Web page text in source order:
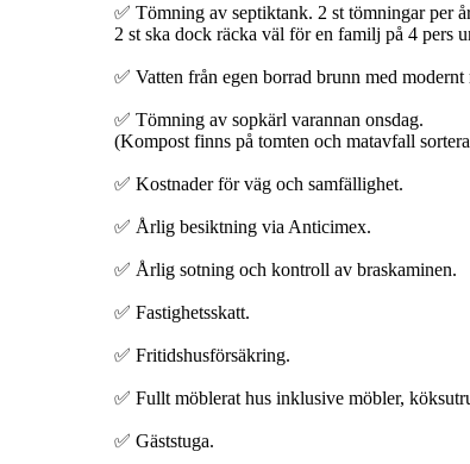
✅ Tömning av septiktank. 2 st tömningar per
2 st ska dock räcka väl för en familj på 4 pers
✅ Vatten från egen borrad brunn med
✅ Tömning av sopkärl varannan onsdag.
(Kompost finns på tomten och matavfall
✅ Kostnader för väg och samfällighet.
✅ Årlig besiktning via Anticimex.
✅ Årlig sotning och kontroll av braskaminen.
✅ Fastighetsskatt.
✅ Fritidshusförsäkring.
✅ Fullt möblerat hus inklusive möbler,
✅ Gäststuga.